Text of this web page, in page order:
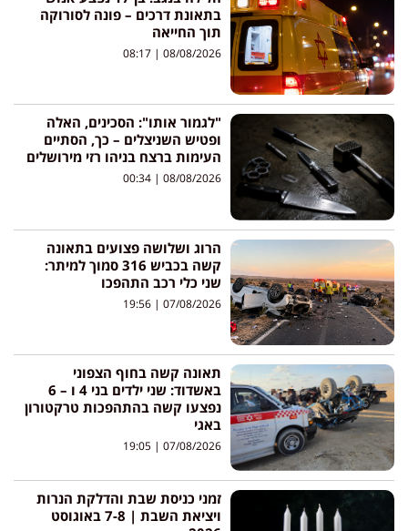
בתאונת דרכים – פונה לסורוקה
תוך החייאה
08/08/2026
"לגמור אותו": הסכינים, האלה
ופטיש השניצלים – כך, הסתיים
העימות ברצח בניהו רזי מירושלים
08/08/2026
הרוג ושלושה פצועים בתאונה
קשה בכביש 316 סמוך למיתר:
שני כלי רכב התהפכו
07/08/2026
תאונה קשה בחוף הצפוני
באשדוד: שני ילדים בני 4 ו – 6
נפצעו קשה בהתהפכות טרקטורון
באגי
07/08/2026
זמני כניסת שבת והדלקת הנרות
ויציאת השבת | 7-8 באוגוסט